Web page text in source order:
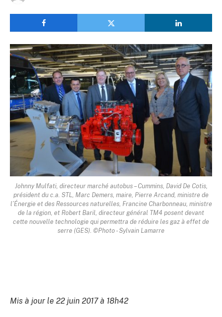
Johnny Mulfati, directeur marché autobus – Cummins, David De Cotis,
président du c.a. STL, Marc Demers, maire, Pierre Arcand, ministre de
l’Énergie et des Ressources naturelles, Francine Charbonneau, ministre
de la région, et Robert Baril, directeur général TM4 posent devant
cette nouvelle technologie qui permettra de réduire les gaz à effet de
serre (GES). ©Photo - Sylvain Lamarre
Mis à jour le 22 juin 2017 à 18h42